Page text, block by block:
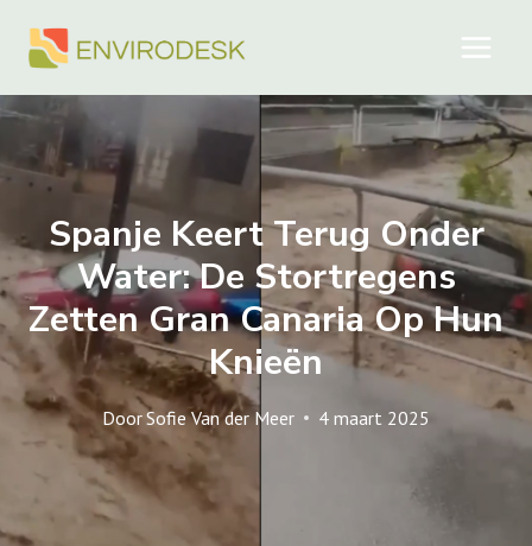
naar
Spanje Keert Terug Onder
Water: De Stortregens
Zetten Gran Canaria Op Hun
Knieën
DoorSofie Van der Meer 4 maart 2025